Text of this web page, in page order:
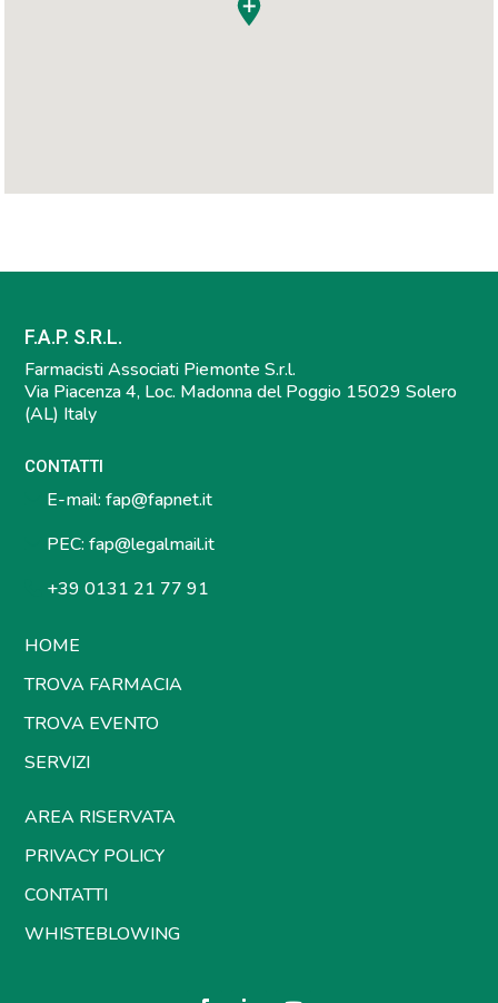
F.A.P. S.R.L.
Farmacisti Associati Piemonte S.r.l.
Via Piacenza 4, Loc. Madonna del Poggio 15029 Solero
(AL) Italy
CONTATTI
E-mail: fap@fapnet.it
PEC: fap@legalmail.it
+39 0131 21 77 91
HOME
TROVA FARMACIA
TROVA EVENTO
SERVIZI
AREA RISERVATA
PRIVACY POLICY
CONTATTI
WHISTEBLOWING